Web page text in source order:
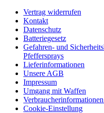
Vertrag widerrufen
Kontakt
Datenschutz
Batteriegesetz
Gefahren- und
Pfeffersprays
Lieferinformationen
Unsere AGB
Impressum
Umgang mit Waffen
Cookie-Einstellung